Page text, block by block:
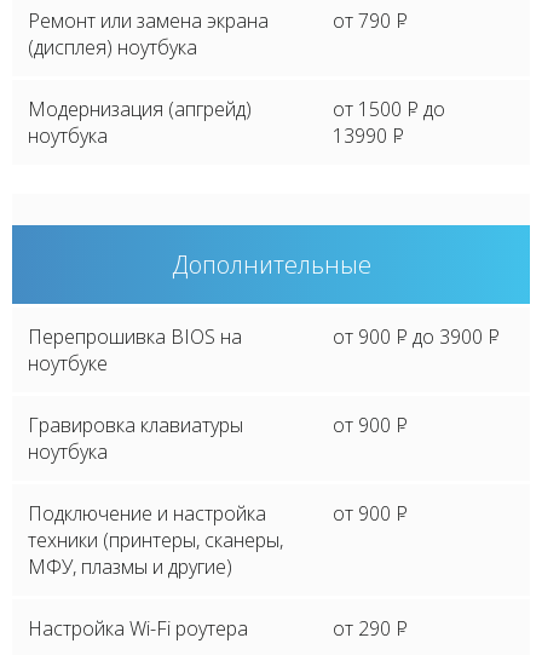
Ремонт или замена экрана
(дисплея) ноутбука
от 790 P
Модернизация (апгрейд)
ноутбука
от 1500 P до
13990 P
Дополнительные
Перепрошивка BIOS на
ноутбуке
от 900 P до 3900 P
Гравировка клавиатуры
ноутбука
от 900 P
Подключение и настройка
техники (принтеры, сканеры,
МФУ, плазмы и другие)
от 900 P
Настройка Wi-Fi роутера от 290 P